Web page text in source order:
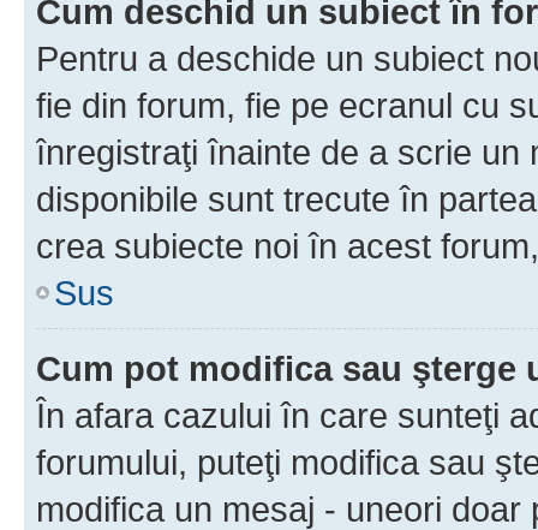
Cum deschid un subiect în
Pentru a deschide un subiect
fie din forum, fie pe ecranul cu
înregistraţi înainte de a scrie un
disponibile sunt trecute în
crea subiecte noi în acest
Sus
Cum pot modifica sau şterge
În afara cazului în care sunteţi
forumului, puteţi modifica sau
modifica un mesaj - uneori